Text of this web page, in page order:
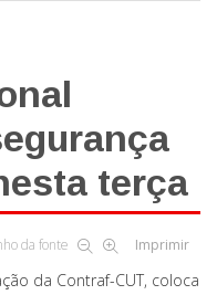
terça
da fonte Imprimir
da Contraf-CUT, coloca